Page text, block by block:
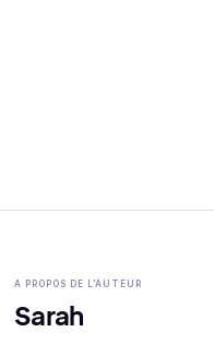
A PROPOS DE L'AUTEUR
Sarah